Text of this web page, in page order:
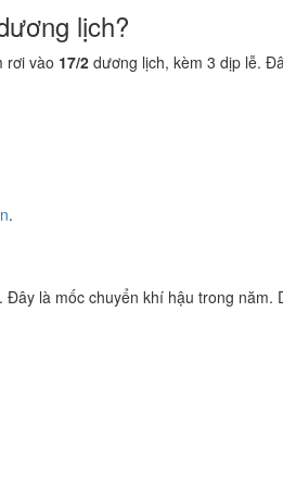
lịch?
rơi vào 17/2 dương lịch, kèm 3 dịp lễ.
.
. Đây là mốc chuyển khí hậu trong năm.